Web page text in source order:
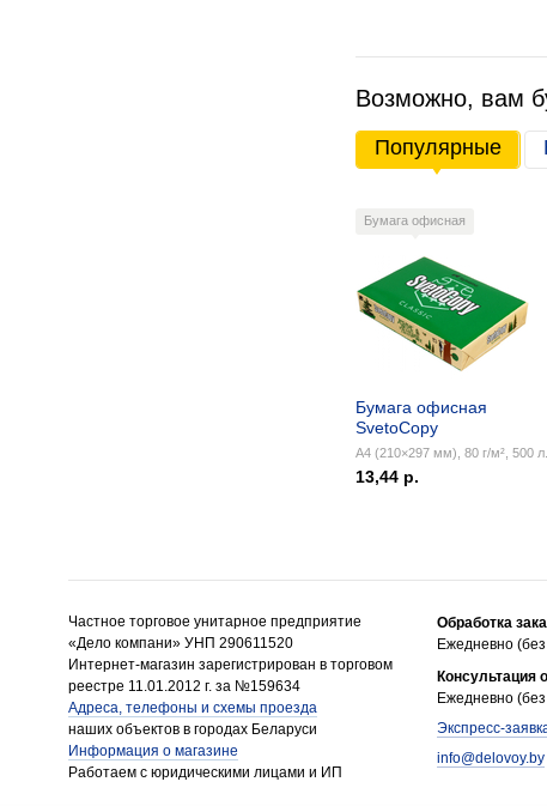
Возможно, вам
Популярные
Бумага офисная
Бумага офисная
SvetoCopy
А4 (210×297 мм), 80 г/м², 500 л.
13,44 р.
Частное торговое унитарное предприятие
«Дело компани» УНП 290611520
Интернет-магазин зарегистрирован в торговом
реестре 11.01.2012 г. за №159634
Адреса, телефоны и схемы проезда
наших объектов в городах Беларуси
Информация о магазине
Работаем с юридическими лицами и ИП
Обработка
Ежедневно
Консультация
Ежедневно
Экспресс-
info@delovoy.by